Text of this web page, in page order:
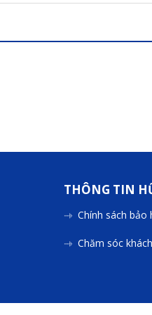
THÔNG TIN
Chính sách bảo
Chăm sóc